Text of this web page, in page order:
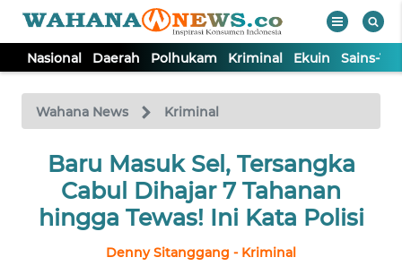
Nasional Daerah Polhukam Kriminal Ekuin Sains-
Wahana News Kriminal
Baru Masuk Sel, Tersangka
Cabul Dihajar 7 Tahanan
hingga Tewas! Ini Kata Polisi
Denny Sitanggang - Kriminal
TV
Tutup
NASIONAL
DAERAH